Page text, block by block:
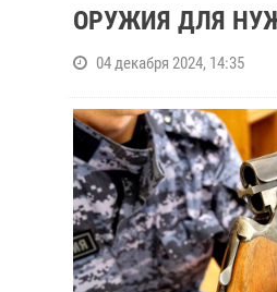
ОРУЖИЯ ДЛЯ
04 декабря 2024, 14:35